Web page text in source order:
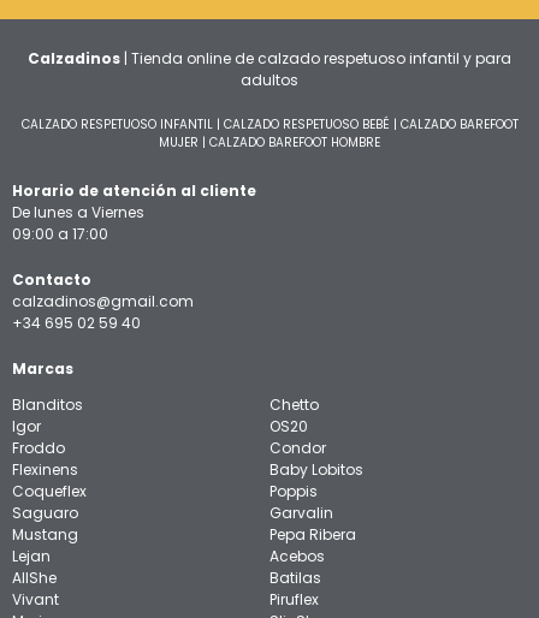
Calzadinos | Tienda online de calzado respetuoso infantil y para
adultos
CALZADO RESPETUOSO INFANTIL| CALZADO RESPETUOSO BEBÉ | CALZADO BAREFOOT
MUJER | CALZADO BAREFOOT HOMBRE
Horario de atención al cliente
De lunes a Viernes
09:00 a 17:00
Contacto
calzadinos@gmail.com
+34 695 02 59 40
Marcas
Blanditos
Igor
Froddo
Flexinens
Coqueflex
Saguaro
Mustang
Lejan
AllShe
Vivant
Chetto
OS20
Condor
Baby Lobitos
Poppis
Garvalin
Pepa Ribera
Acebos
Batilas
Piruflex